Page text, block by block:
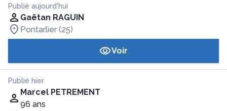
Publié aujourd'hui
Gaëtan RAGUIN
Pontarlier (25)
Voir
Publié hier
Marcel PETREMENT
96 ans